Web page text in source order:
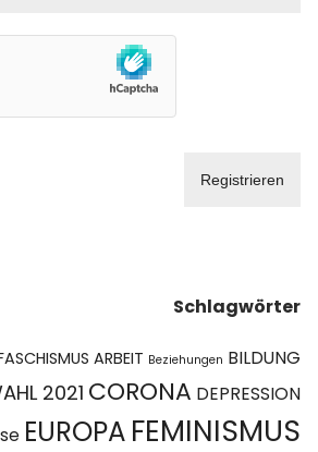
Schlagwörter
ARBEIT Beziehungen BILDUNG
2021 CORONA DEPRESSION
EUROPA FEMINISMUS